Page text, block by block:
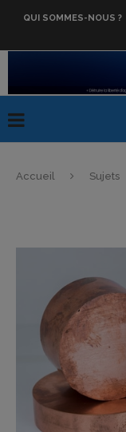
QUI SOMMES-NOUS ?
Accueil Sujets